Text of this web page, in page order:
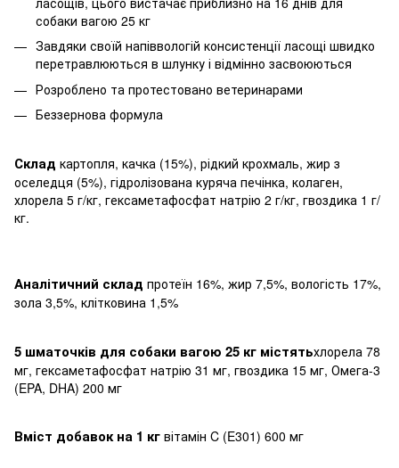
собаки вагою 25 кг
Завдяки своїй напіввологій консистенції ласощі швидко
перетравлюються в шлунку і відмінно засвоюються
Розроблено та протестовано ветеринарами
Беззернова формула
Склад картопля, качка (15%), рідкий крохмаль, жир з
оселедця (5%), гідролізована куряча печінка, колаген,
хлорела 5 г/кг, гексаметафосфат натрію 2 г/кг, гвоздика 1 г/
кг.
Аналітичний склад протеїн 16%, жир 7,5%, вологість 17%,
зола 3,5%, клітковина 1,5%
5 шматочків для собаки вагою 25 кг містятьхлорела 78
мг, гексаметафосфат натрію 31 мг, гвоздика 15 мг, Омега-3
(EPA, DHA) 200 мг
Вміст добавок на 1 кг вітамін C (E301) 600 мг